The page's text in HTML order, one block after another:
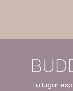
Tu lugar